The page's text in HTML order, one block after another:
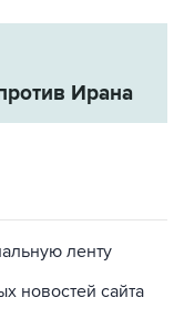
Ирана
ленту
новостей сайта